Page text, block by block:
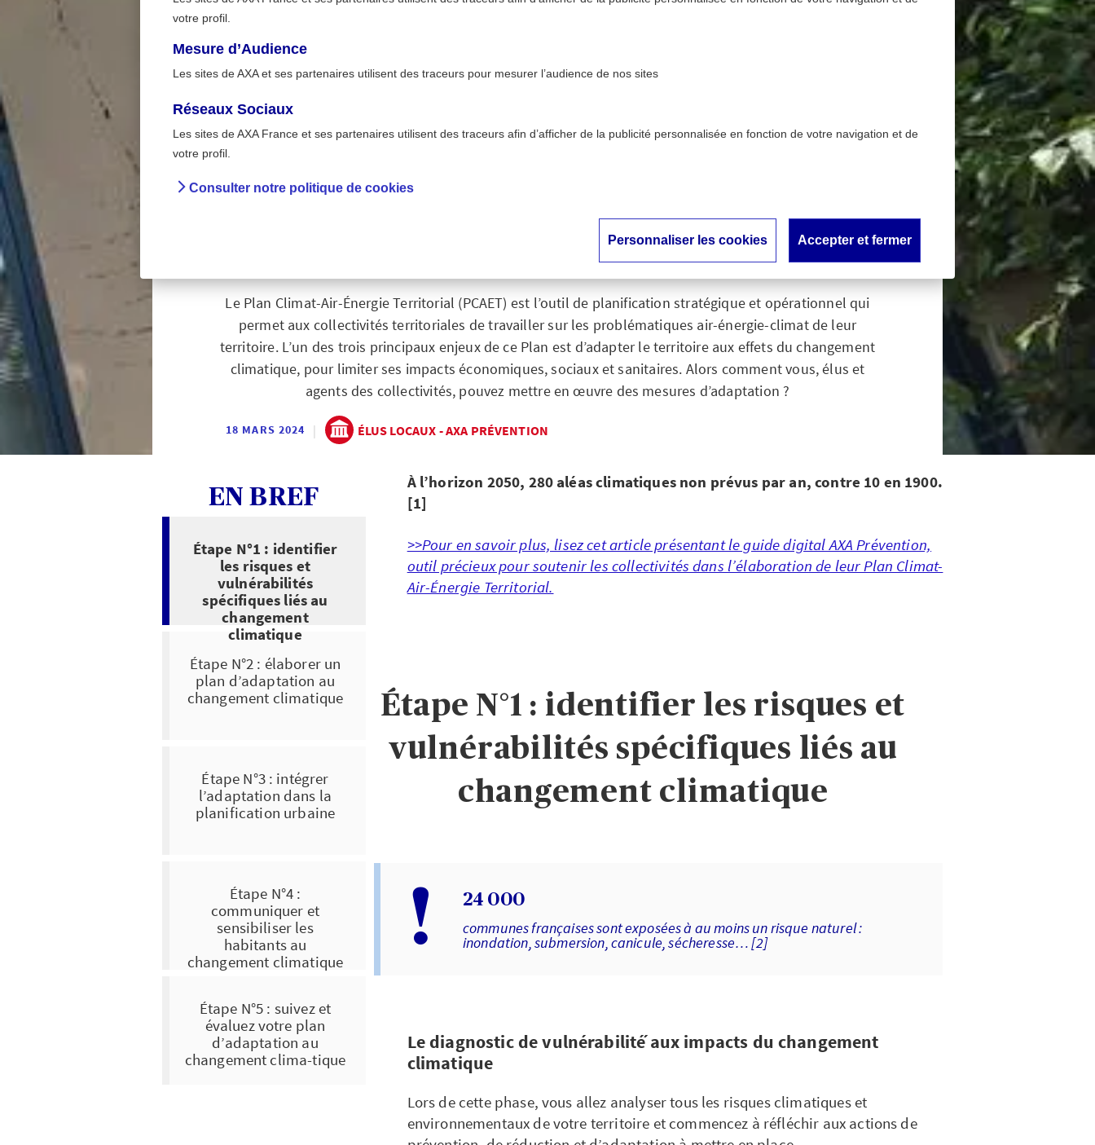
Accueil
PCAET et changement climatique :
objectif adaptation
Le Plan Climat-Air-Énergie Territorial (PCAET) est l’outil de planification stratégique et opérationnel qui
permet aux collectivités territoriales de travailler sur les problématiques air-énergie-climat de leur
territoire. L’un des trois principaux enjeux de ce Plan est d’adapter le territoire aux effets du changement
climatique, pour limiter ses impacts économiques, sociaux et sanitaires. Alors comment vous, élus et
agents des collectivités, pouvez mettre en œuvre des mesures d’adaptation ?
18 MARS 2024 | ÉLUS LOCAUX - AXA PRÉVENTION
EN BREF
Étape N°1 : identifier
les risques et
vulnérabilités
spécifiques liés au
changement
climatique
Étape N°2 : élaborer un
plan d’adaptation au
changement climatique
Étape N°3 : intégrer
l’adaptation dans la
planification urbaine
Étape N°4 :
communiquer et
sensibiliser les
habitants au
changement climatique
Étape N°5 : suivez et
évaluez votre plan
d’adaptation au
changement clima-tique
À l’horizon 2050, 280 aléas climatiques non prévus par an, contre 10 en 1900.
[1]
>>Pour en savoir plus, lisez cet article présentant le guide digital AXA Prévention,
outil précieux pour soutenir les collectivités dans l’élaboration de leur Plan Climat-
Air-Énergie Territorial.
Étape N°1 : identifier les risques et
vulnérabilités spécifiques liés au
changement climatique
! 24 000
communes françaises sont exposées à au moins un risque naturel :
inondation, submersion, canicule, sécheresse… [2]
Le diagnostic de vulnérabilité́ aux impacts du changement
climatique
Lors de cette phase, vous allez analyser tous les risques climatiques et
environnementaux de votre territoire et commencez à réfléchir aux actions de
votre profil.
Mesure d’Audience
Les sites de AXA et ses partenaires utilisent des traceurs pour mesurer l’audience de nos sites
Réseaux Sociaux
Les sites de AXA France et ses partenaires utilisent des traceurs afin d’afficher de la publicité personnalisée en fonction de votre navigation et de
votre profil.
Consulter notre politique de cookies
Personnaliser les cookies Accepter et fermer